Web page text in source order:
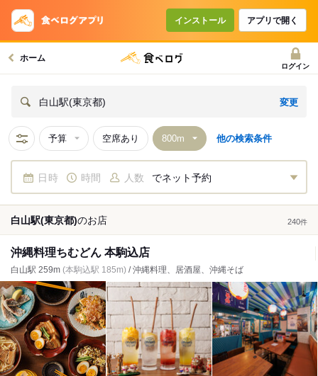
インストール アプリで開く
ホーム
ログイン
白山駅(東京都) 変更
予算 空席あり 他の検索条件
日時 時間 人数 でネット予約
白山駅(東京都)のお店 240件
沖縄料理ちむどん 本駒込店
白山駅 259m (本駒込駅 185m) / 沖縄料理、居酒屋、沖縄そば